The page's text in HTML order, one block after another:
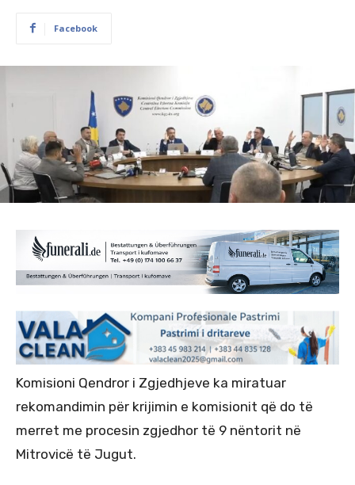
Facebook
Komisioni Qendror i Zgjedhjeve ka miratuar
rekomandimin për krijimin e komisionit që do të
merret me procesin zgjedhor të 9 nëntorit në
Mitrovicë të Jugut.